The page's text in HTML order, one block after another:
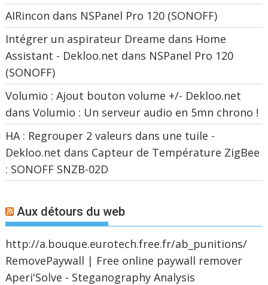
AIRincon dans NSPanel Pro 120 (SONOFF)
Intégrer un aspirateur Dreame dans Home
Assistant - Dekloo.net dans NSPanel Pro 120
(SONOFF)
Volumio : Ajout bouton volume +/- Dekloo.net
dansVolumio : Un serveur audio en 5mn chrono !
HA : Regrouper 2 valeurs dans une tuile -
Dekloo.net dans Capteur de Température ZigBee
: SONOFF SNZB-02D
Aux détours du web
http://a.bouque.eurotech.free.fr/ab_punitions/
RemovePaywall | Free online paywall remover
Aperi'Solve - Steganography Analysis